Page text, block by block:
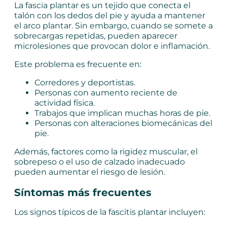
La fascia plantar es un tejido que conecta el
talón con los dedos del pie y ayuda a mantener
el arco plantar. Sin embargo, cuando se somete a
sobrecargas repetidas, pueden aparecer
microlesiones que provocan dolor e inflamación.
Este problema es frecuente en:
Corredores y deportistas.
Personas con aumento reciente de
actividad física.
Trabajos que implican muchas horas de pie.
Personas con alteraciones biomecánicas del
pie.
Además, factores como la rigidez muscular, el
sobrepeso o el uso de calzado inadecuado
pueden aumentar el riesgo de lesión.
Síntomas más frecuentes
Los signos típicos de la fascitis plantar incluyen: